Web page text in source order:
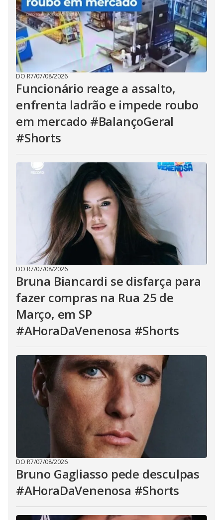
DO R7/07/08/2026
Funcionário reage a assalto,
enfrenta ladrão e impede roubo
em mercado #BalançoGeral
#Shorts
DO R7/07/08/2026
Bruna Biancardi se disfarça para
fazer compras na Rua 25 de
Março, em SP
#AHoraDaVenenosa #Shorts
DO R7/07/08/2026
Bruno Gagliasso pede desculpas
#AHoraDaVenenosa #Shorts